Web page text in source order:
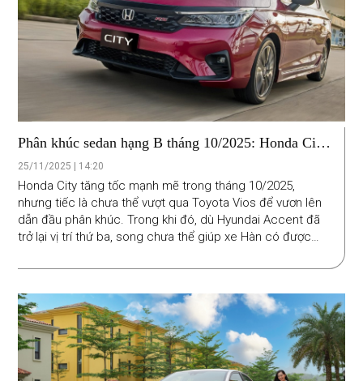
Phân khúc sedan hạng B tháng 10/2025: Honda City
công phá ngôi đầu bất thành
25/11/2025 | 14:20
Honda City tăng tốc mạnh mẽ trong tháng 10/2025,
nhưng tiếc là chưa thể vượt qua Toyota Vios để vươn lên
dẫn đầu phân khúc. Trong khi đó, dù Hyundai Accent đã
trở lại vị trí thứ ba, song chưa thể giúp xe Hàn có được
khúc sedan hạng B.